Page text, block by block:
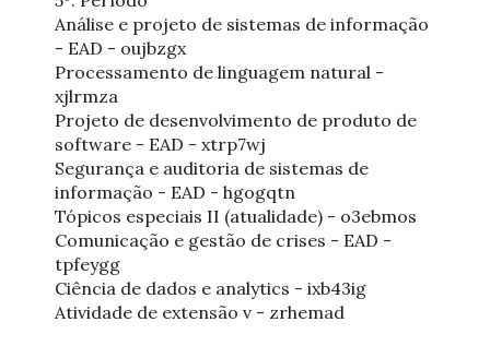
Análise e projeto de sistemas de informação
- EAD - oujbzgx
Processamento de linguagem natural -
xjlrmza
Projeto de desenvolvimento de produto de
software - EAD - xtrp7wj
Segurança e auditoria de sistemas de
informação - EAD - hgogqtn
Tópicos especiais II (atualidade) - o3ebmos
Comunicação e gestão de crises - EAD -
tpfeygg
Ciência de dados e analytics - ixb43ig
Atividade de extensão v - zrhemad